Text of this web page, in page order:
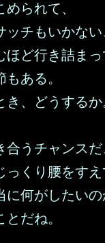
られて、
ッチもいかない
ほど行き詰まっ
ある。
き、どうするか
合うチャンスだ
っくり腰をすえ
に何がしたいの
とだね。